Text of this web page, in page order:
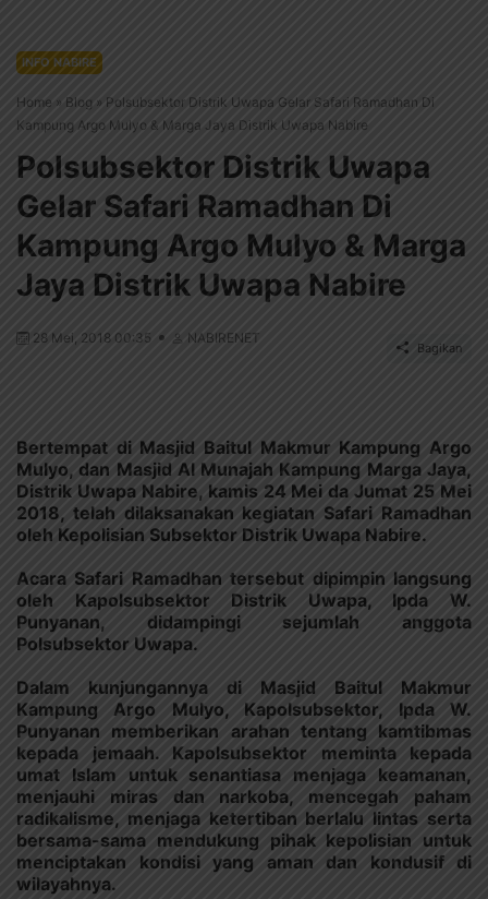
INFO NABIRE
Home » Blog » Polsubsektor Distrik Uwapa Gelar Safari Ramadhan Di
Kampung Argo Mulyo & Marga Jaya Distrik Uwapa Nabire
Polsubsektor Distrik Uwapa
Gelar Safari Ramadhan Di
Kampung Argo Mulyo & Marga
Jaya Distrik Uwapa Nabire
28 Mei, 2018 00:35 NABIRENET
Bagikan
Bertempat di Masjid Baitul Makmur Kampung Argo
Mulyo, dan Masjid Al Munajah Kampung Marga Jaya,
Distrik Uwapa Nabire, kamis 24 Mei da Jumat 25 Mei
2018, telah dilaksanakan kegiatan Safari Ramadhan
oleh Kepolisian Subsektor Distrik Uwapa Nabire.
Acara Safari Ramadhan tersebut dipimpin langsung
oleh Kapolsubsektor Distrik Uwapa, Ipda W.
Punyanan, didampingi sejumlah anggota
Polsubsektor Uwapa.
Dalam kunjungannya di Masjid Baitul Makmur
Kampung Argo Mulyo, Kapolsubsektor, Ipda W.
Punyanan memberikan arahan tentang kamtibmas
kepada jemaah. Kapolsubsektor meminta kepada
umat Islam untuk senantiasa menjaga keamanan,
menjauhi miras dan narkoba, mencegah paham
radikalisme, menjaga ketertiban berlalu lintas serta
bersama-sama mendukung pihak kepolisian untuk
menciptakan kondisi yang aman dan kondusif di
wilayahnya.